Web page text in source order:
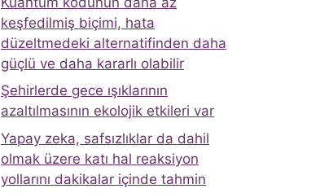
keşfedilmiş biçimi, hata
düzeltmedeki alternatifinden daha
güçlü ve daha kararlı olabilir
Şehirlerde gece ışıklarının
azaltılmasının ekolojik etkileri var
Yapay zeka, safsızlıklar da dahil
olmak üzere katı hal reaksiyon
yollarını dakikalar içinde tahmin